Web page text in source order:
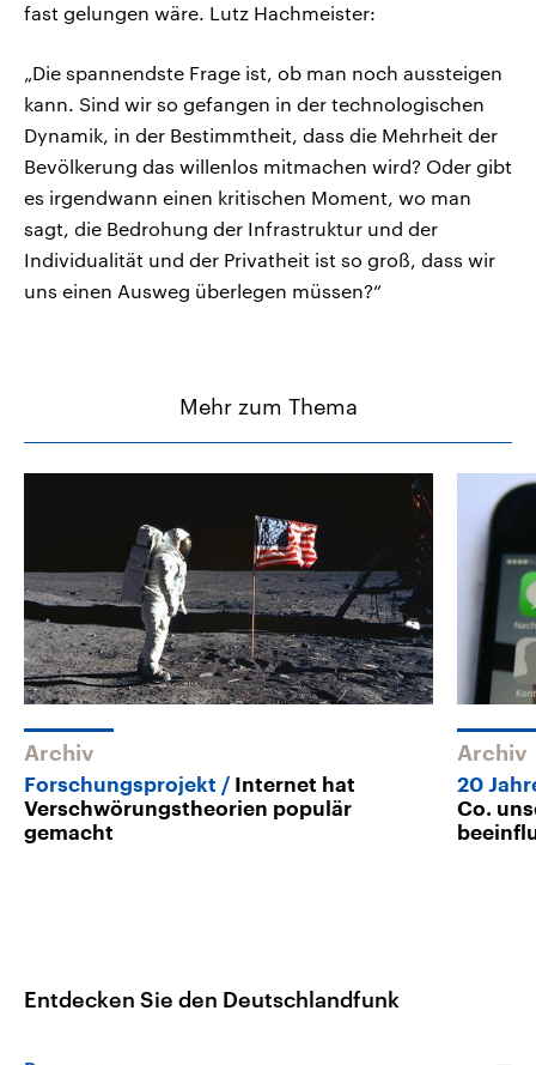
fast gelungen wäre. Lutz Hachmeister:
„Die spannendste Frage ist, ob man noch aussteigen
kann. Sind wir so gefangen in der technologischen
Dynamik, in der Bestimmtheit, dass die Mehrheit der
Bevölkerung das willenlos mitmachen wird? Oder gibt
es irgendwann einen kritischen Moment, wo man
sagt, die Bedrohung der Infrastruktur und der
Individualität und der Privatheit ist so groß, dass wir
uns einen Ausweg überlegen müssen?“
Mehr zum Thema
Archiv
Forschungsprojekt
Internet hat
Verschwörungstheorien populär
gemacht
Archiv
20
Co.
Entdecken Sie den Deutschlandfunk